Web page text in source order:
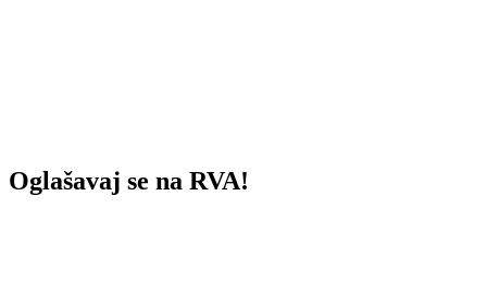
Oglašavaj se na RVA!